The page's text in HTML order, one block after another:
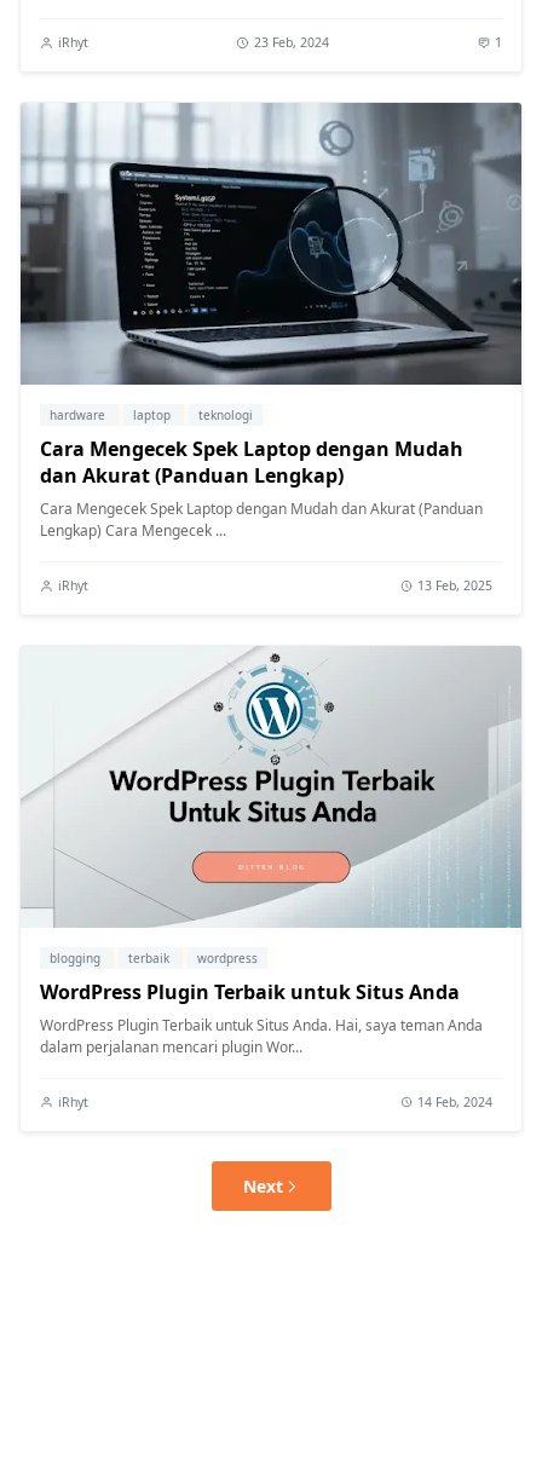
iRhyt 23 Feb, 2024 1
hardware laptop teknologi
Cara Mengecek Spek Laptop dengan Mudah
dan Akurat (Panduan Lengkap)
Cara Mengecek Spek Laptop dengan Mudah dan Akurat (Panduan
Lengkap) Cara Mengecek ...
iRhyt 13 Feb, 2025
blogging terbaik wordpress
WordPress Plugin Terbaik untuk Situs Anda
WordPress Plugin Terbaik untuk Situs Anda. Hai, saya teman Anda
dalam perjalanan mencari plugin Wor...
iRhyt 14 Feb, 2024
Next